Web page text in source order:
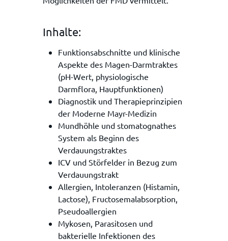
Inhalte:
Funktionsabschnitte und klinische
Aspekte des Magen-Darmtraktes
(pH-Wert, physiologische
Darmflora, Hauptfunktionen)
Diagnostik und Therapieprinzipien
der Moderne Mayr-Medizin
Mundhöhle und stomatognathes
System als Beginn des
Verdauungstraktes
ICV und Störfelder in Bezug zum
Verdauungstrakt
Allergien, Intoleranzen (Histamin,
Lactose), Fructosemalabsorption,
Pseudoallergien
Mykosen, Parasitosen und
bakterielle Infektionen des